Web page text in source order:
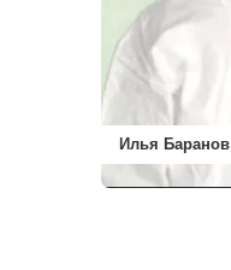
Илья Баранов